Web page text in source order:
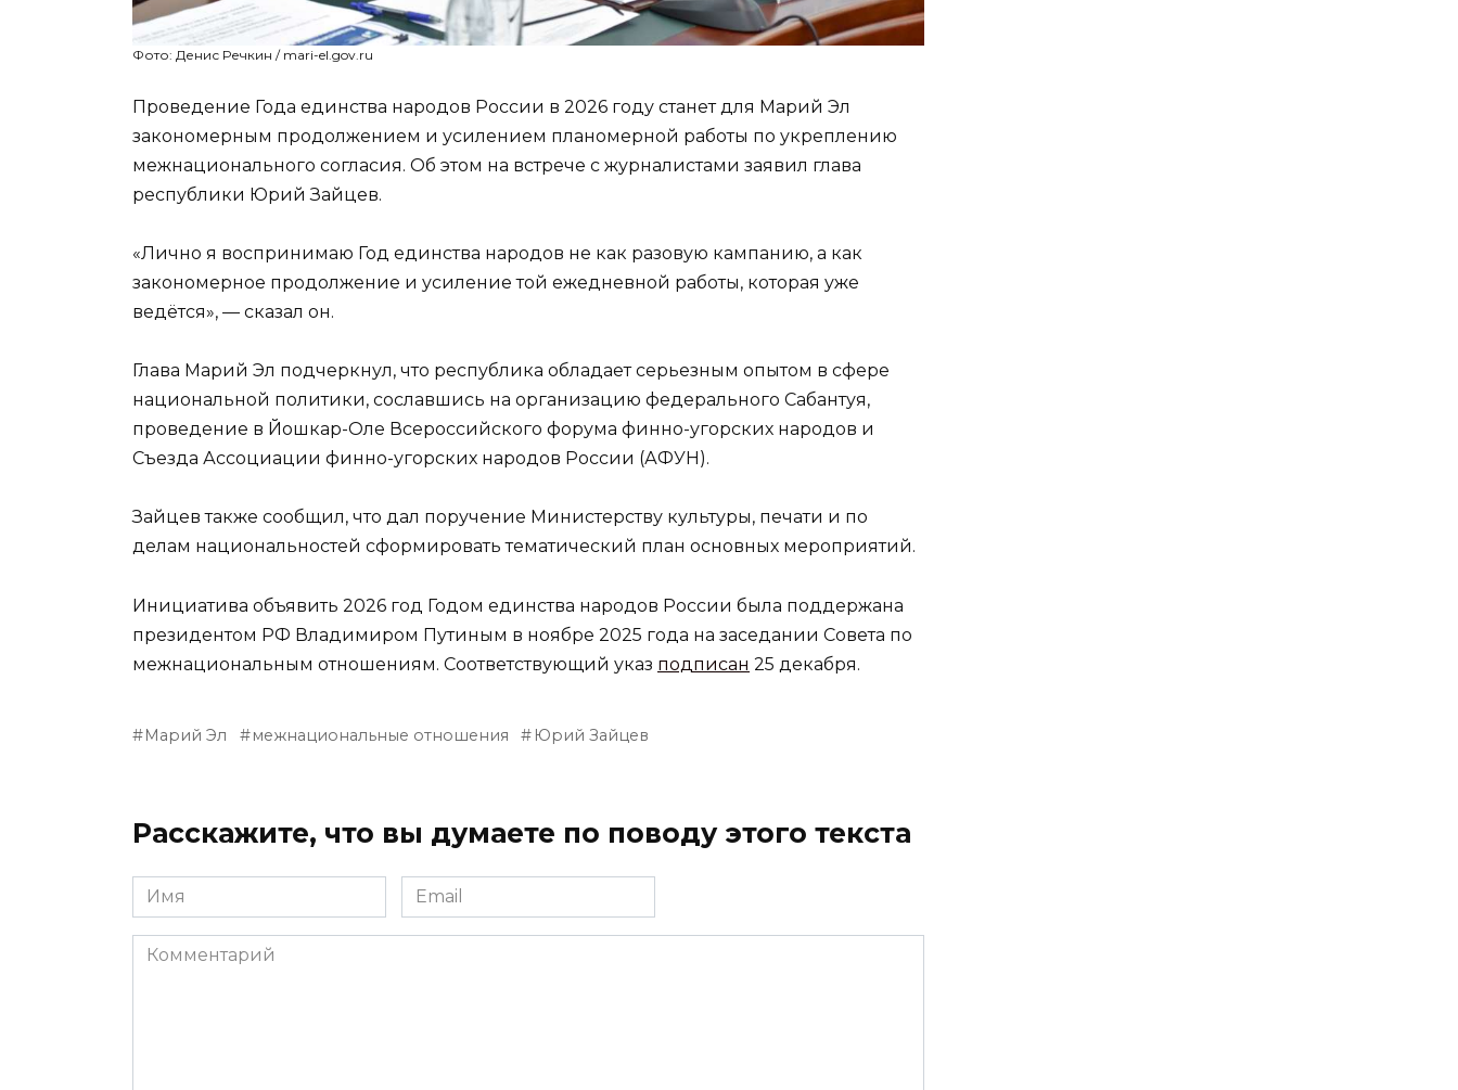
Фото: Денис Речкин / mari-el.gov.ru
Проведение Года единства народов России в 2026 году станет для Марий Эл
закономерным продолжением и усилением планомерной работы по укреплению
межнационального согласия. Об этом на встрече с журналистами заявил глава
республики Юрий Зайцев.
«Лично я воспринимаю Год единства народов не как разовую кампанию, а как
закономерное продолжение и усиление той ежедневной работы, которая уже
ведётся», — сказал он.
Глава Марий Эл подчеркнул, что республика обладает серьезным опытом в сфере
национальной политики, сославшись на организацию федерального Сабантуя,
проведение в Йошкар-Оле Всероссийского форума финно-угорских народов и
Съезда Ассоциации финно-угорских народов России (АФУН).
Зайцев также сообщил, что дал поручение Министерству культуры, печати и по
делам национальностей сформировать тематический план основных мероприятий.
Инициатива объявить 2026 год Годом единства народов России была поддержана
президентом РФ Владимиром Путиным в ноябре 2025 года на заседании Совета по
межнациональным отношениям. Соответствующий указ подписан 25 декабря.
Марий Эл межнациональные отношения Юрий Зайцев
Расскажите, что вы думаете по поводу этого текста
Имя Email
Комментарий